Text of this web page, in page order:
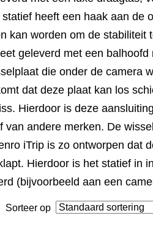
heeft een haak aan de
kan worden om de stabiliteit
geleverd met een balhoofd
die onder de camera
dat deze plaat kan los
Hierdoor is deze aansluiting
andere merken. De
iTrip is zo ontworpen dat
Hierdoor is het statief in
(bijvoorbeeld aan een
Sorteer op